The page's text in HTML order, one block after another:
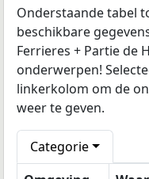
Onderstaande tabel
beschikbare
Ferrieres + Partie de
onderwerpen!
linkerkolom om de
weer te geven.
Categorie